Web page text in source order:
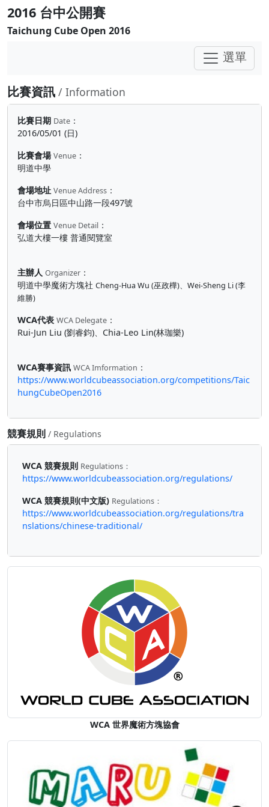
2016 台中公開賽
Taichung Cube Open 2016
選單
比賽資訊 / Information
比賽日期 Date ：
2016/05/01 (日)
比賽會場 Venue ：
明道中學
會場地址 Venue Address ：
台中市烏日區中山路一段497號
會場位置 Venue Detail ：
弘道大樓一樓 普通閱覽室
主辦人 Organizer ：
明道中學魔術方塊社 Cheng-Hua Wu (巫政樺)、Wei-Sheng Li (李
維勝)
WCA代表 WCA Delegate ：
Rui-Jun Liu (劉睿鈞)、Chia-Leo Lin(林珈樂)
WCA賽事資訊 WCA Imformation ：
https://www.worldcubeassociation.org/competitions/Taic
hungCubeOpen2016
競賽規則 / Regulations
WCA 競賽規則 Regulations：
https://www.worldcubeassociation.org/regulations/
WCA 競賽規則(中文版) Regulations：
https://www.worldcubeassociation.org/regulations/tra
nslations/chinese-traditional/
WCA 世界魔術方塊協會